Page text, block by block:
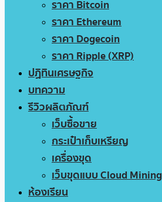
ราคา Bitcoin
ราคา Ethereum
ราคา Dogecoin
ราคา Ripple (XRP)
ปฏิทินเศรษฐกิจ
บทความ
รีวิวผลิตภัณฑ์
เว็บซื้อขาย
กระเป๋าเก็บเหรียญ
เครื่องขุด
เว็บขุดแบบ Cloud Mining
ห้องเรียน